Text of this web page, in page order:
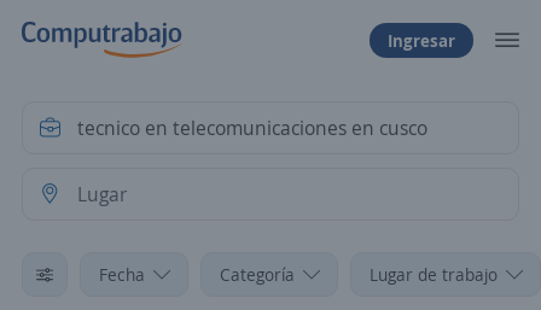
Ingresar
Fecha Categoría Lugar de trabajo